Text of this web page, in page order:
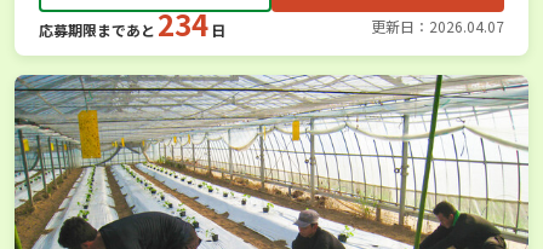
応募期限まであと 234 日 更新日：2026.04.07